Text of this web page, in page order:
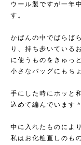
ウール製ですが一年
す。
かばんの中でばらば
り、持ち歩いている
に使うものをきゅっ
小さなバッグにもち
手にした時にホッと
込めて編んでいます
中に入れたものによ
私はお化粧直しのも